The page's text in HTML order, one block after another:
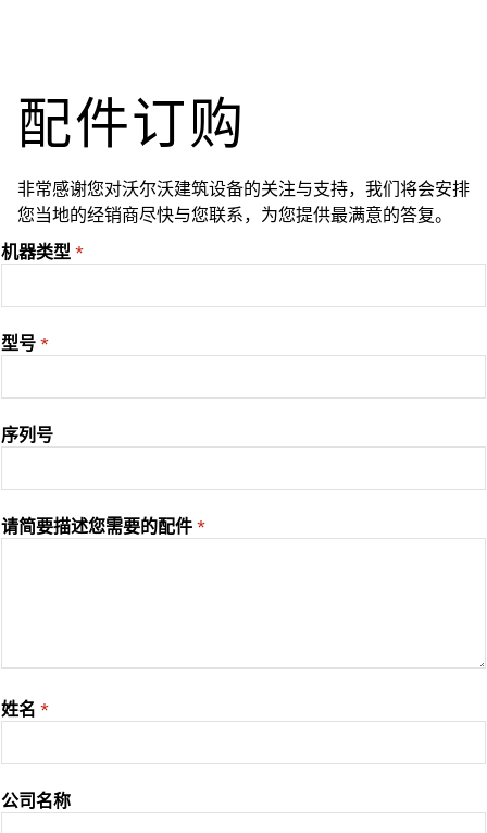
配件订购
非常感谢您对沃尔沃建筑设备的关注与支持，我们将会安排
您当地的经销商尽快与您联系，为您提供最满意的答复。
机器类型
型号
序列号
请简要描述您需要的配件
姓名
公司名称